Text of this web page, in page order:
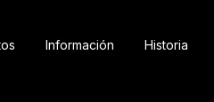
Información Historia